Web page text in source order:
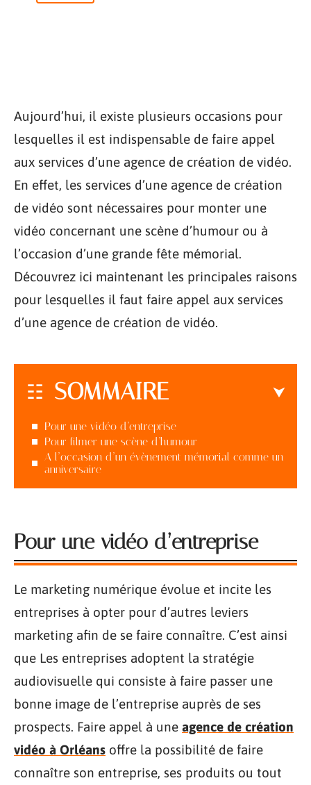
Aujourd’hui, il existe plusieurs occasions pour
lesquelles il est indispensable de faire appel
aux services d’une agence de création de vidéo.
En effet, les services d’une agence de création
de vidéo sont nécessaires pour monter une
vidéo concernant une scène d’humour ou à
l’occasion d’une grande fête mémorial.
Découvrez ici maintenant les principales raisons
pour lesquelles il faut faire appel aux services
d’une agence de création de vidéo.
SOMMAIRE
Pour une vidéo d’entreprise
Pour filmer une scène d’humour
A l’occasion d’un évènement mémorial comme un
anniversaire
Pour une vidéo d’entreprise
Le marketing numérique évolue et incite les
entreprises à opter pour d’autres leviers
marketing afin de se faire connaître. C’est ainsi
que Les entreprises adoptent la stratégie
audiovisuelle qui consiste à faire passer une
bonne image de l’entreprise auprès de ses
prospects. Faire appel à une agence de création
vidéo à Orléans offre la possibilité de faire
connaître son entreprise, ses produits ou tout